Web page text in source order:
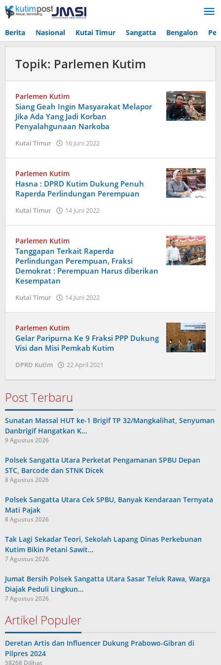
Lewati
ke
Berita Nasional Kutai Timur Sangatta Bengalon
Topik: Parlemen Kutim
Parlemen Kutim
Siang Geah Ingin Masyarakat Melapor
Jika Ada Yang Jadi Korban
Penyalahgunaan Narkoba
Kutai Timur 16 Juni 2022
Parlemen Kutim
Hasna : DPRD Kutim Dukung Penuh
Raperda Perlindungan Perempuan
Kutai Timur 14 Juni 2022
Parlemen Kutim
Tanggapan Terkait Raperda
Perlindungan Perempuan, Fraksi
Demokrat : Perempuan Harus diberikan
Kesempatan
Kutai Timur 14 Juni 2022
Parlemen Kutim
Gelar Paripurna Ke 9 Fraksi PPP Dukung
Visi dan Misi Pemkab Kutim
DPRD Kutim 22 April 2021
Post Terbaru
Sunatan Massal HUT ke-1 Brigif TP 32/Mangkalihat, Senyuman
Danbrigif Hangatkan K…
9 Agustus 2026
Polsek Sangatta Utara Perketat Pengamanan SPBU Depan
STC, Barcode dan STNK Dicek
8 Agustus 2026
Polsek Sangatta Utara Cek SPBU, Banyak Kendaraan Ternyata
Mati Pajak
8 Agustus 2026
Tak Lagi Sekadar Teori, Sekolah Lapang Dinas Perkebunan
Kutim Bikin Petani Sawit…
7 Agustus 2026
Jumat Bersih Polsek Sangatta Utara Sasar Teluk Rawa, Warga
Diajak Peduli Lingkun…
7 Agustus 2026
Artikel Populer
Deretan Artis dan Influencer Dukung Prabowo-Gibran di
Pilpres 2024
58268 Dilihat